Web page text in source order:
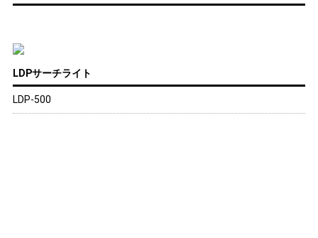
LDPサーチライト
LDP-500